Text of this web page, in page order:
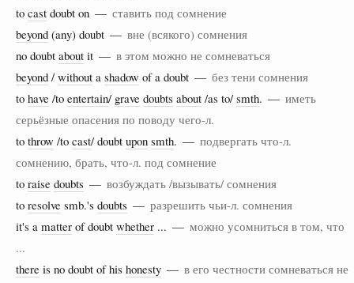
to cast doubt on — ставить под сомнение
beyond (any) doubt — вне (всякого) сомнения
no doubt about it — в этом можно не сомневаться
beyond / without a shadow of a doubt — без тени сомнения
to have /to entertain/ grave doubts about /as to/ smth. — иметь
серьёзные опасения по поводу чего-л.
to throw /to cast/ doubt upon smth. — подвергать что-л.
сомнению, брать, что-л. под сомнение
to raise doubts — возбуждать /вызывать/ сомнения
to resolve smb.'s doubts — разрешить чьи-л. сомнения
it's a matter of doubt whether ... — можно усомниться в том, что
...
there is no doubt of his honesty — в его честности сомневаться не